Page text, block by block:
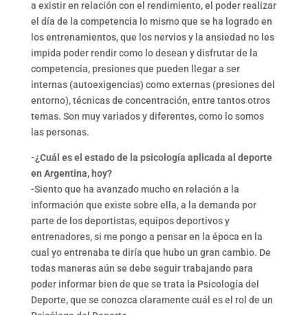
a existir en relación con el rendimiento, el poder realizar
el día de la competencia lo mismo que se ha logrado en
los entrenamientos, que los nervios y la ansiedad no les
impida poder rendir como lo desean y disfrutar de la
competencia, presiones que pueden llegar a ser
internas (autoexigencias) como externas (presiones del
entorno), técnicas de concentración, entre tantos otros
temas. Son muy variados y diferentes, como lo somos
las personas.
-¿Cuál es el estado de la psicología aplicada al deporte
en Argentina, hoy?
-Siento que ha avanzado mucho en relación a la
información que existe sobre ella, a la demanda por
parte de los deportistas, equipos deportivos y
entrenadores, si me pongo a pensar en la época en la
cual yo entrenaba te diría que hubo un gran cambio. De
todas maneras aún se debe seguir trabajando para
poder informar bien de que se trata la Psicología del
Deporte, que se conozca claramente cuál es el rol de un